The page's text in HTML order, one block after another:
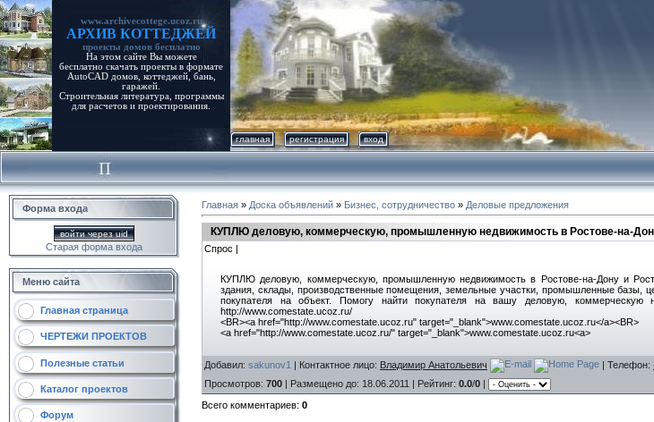
www.archivecottege.ucoz.ru
АРХИВ КОТТЕДЖЕЙ
проекты домов бесплатно
На этом сайте Вы можете
бесплатно скачать проекты в формате
AutoCAD домов, коттеджей, бань,
гаражей.
Строительная литература, программы
для расчетов и проектирования.
главная регистрация вход
Форма входа
войти через uid
Старая форма входа
Меню сайта
Главная страница
ЧЕРТЕЖИ ПРОЕКТОВ
Полезные статьи
Каталог проектов
Форум
Главная » Доска объявлений » Бизнес, сотрудничество » Деловые предложения
КУПЛЮ деловую, коммерческую, промышленную недвижимость в Ростове-на-
Спрос |
КУПЛЮ деловую, коммерческую, промышленную недвижимость в Ростове-на-Дону и
здания, склады, производственные помещения, земельные участки, промышленные базы,
покупателя на объект. Помогу найти покупателя на вашу деловую, коммерческую
http://www.comestate.ucoz.ru/
<BR><a href="http://www.comestate.ucoz.ru" target="_blank">www.comestate.ucoz.ru</a><BR>
<a href="http://www.comestate.ucoz.ru/" target="_blank">www.comestate.ucoz.ru<a>
Добавил: sakunov1 | Контактное лицо: Владимир Анатольевич | Телефон:
Просмотров: 700 | Размещено до: 18.06.2011 | Рейтинг: 0.0/0 |
Всего комментариев: 0